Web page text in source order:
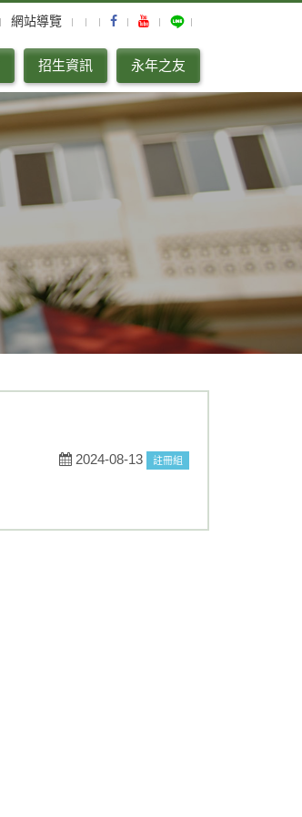
網站導覽
招生資訊 永年之友
2024-08-13 註冊組